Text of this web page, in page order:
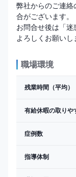
弊社からのご連
合がございます。
お問合せ後は「迷
職場環境
残業時間（平均）
有給休暇の取りや
症例数
指導体制